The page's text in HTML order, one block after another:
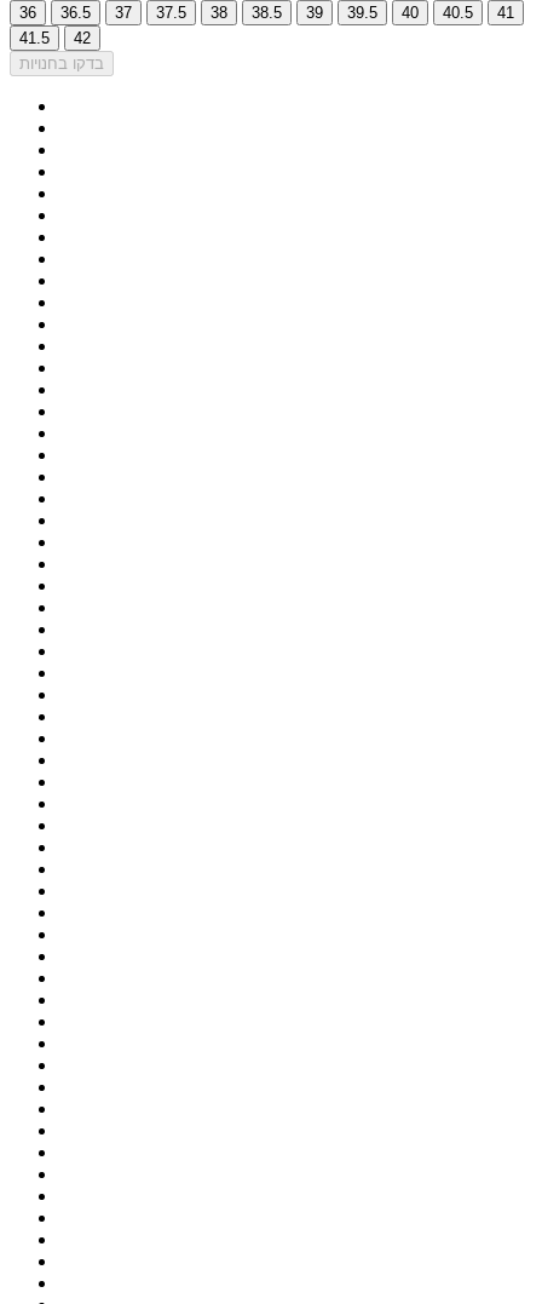
36 36.5 37 37.5 38 38.5 39 39.5 40 40.5
41
41.5
42
בדקו בחנויות